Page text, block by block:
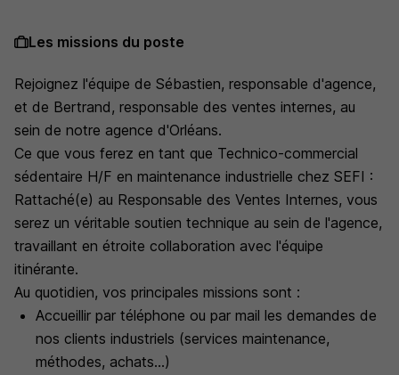
Les missions du poste
Rejoignez l'équipe de Sébastien, responsable d'agence,
et de Bertrand, responsable des ventes internes, au
sein de notre agence d'Orléans.
Ce que vous ferez en tant que Technico-commercial
sédentaire H/F en maintenance industrielle chez SEFI :
Rattaché(e) au Responsable des Ventes Internes, vous
serez un véritable soutien technique au sein de l'agence,
travaillant en étroite collaboration avec l'équipe
itinérante.
Au quotidien, vos principales missions sont :
Accueillir par téléphone ou par mail les demandes de
nos clients industriels (services maintenance,
méthodes, achats...)